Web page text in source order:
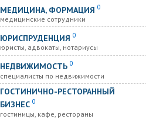
МЕДИЦИНА, ФОРМАЦИЯ 0
медицинские сотрудники
ЮРИСПРУДЕНЦИЯ 0
юристы, адвокаты, нотариусы
НЕДВИЖИМОСТЬ 0
специалисты по недвижимости
ГОСТИНИЧНО-РЕСТОРАННЫЙ
БИЗНЕС 0
гостиницы, кафе, рестораны